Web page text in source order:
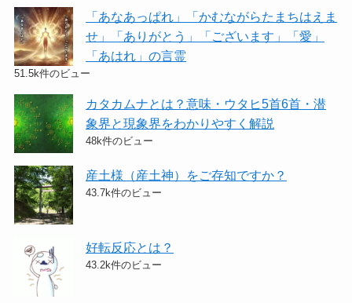
「あなあっぱれ」「かむながらたまちはえま
せ」「ありがとう」「ございます」「愛」
「あはれ」の言霊
51.5k件のビュー
カタカムナとは？意味・ウタヒ5首6首・潜
象界と現象界をわかりやすく解説
48k件のビュー
産土様（産土神）をご存知ですか？
43.7k件のビュー
好転反応とは？
43.2k件のビュー